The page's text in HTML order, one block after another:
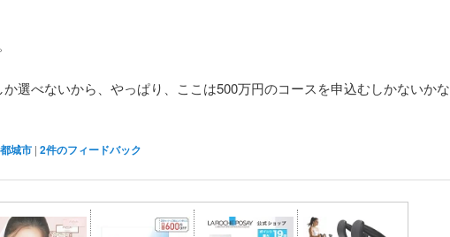
選べないから、やっぱり、ここは500万円のコースを申込むしかないかな
都城市 | 2件のフィードバック